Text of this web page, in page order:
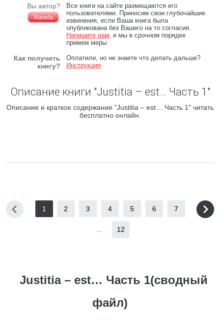
Вы автор?
Жалоба
Все книги на сайте размещаются его
пользователями. Приносим свои глубочайшие
извинения, если Ваша книга была
опубликована без Вашего на то согласия.
Напишите нам, и мы в срочном порядке
примем меры.
Как получить
книгу?
Оплатили, но не знаете что делать дальше?
Инструкция.
Описание книги "Justitia – est… Часть 1"
Описание и краткое содержание "Justitia – est… Часть 1" читать
бесплатно онлайн.
1 2 3 4 5 6 7
12
Justitia – est… Часть 1(сводный
файл)